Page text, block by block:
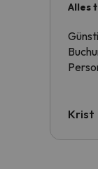
Alles
Krist